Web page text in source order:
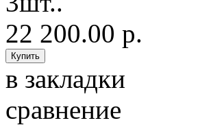
22 200.00 р.
в закладки
сравнение